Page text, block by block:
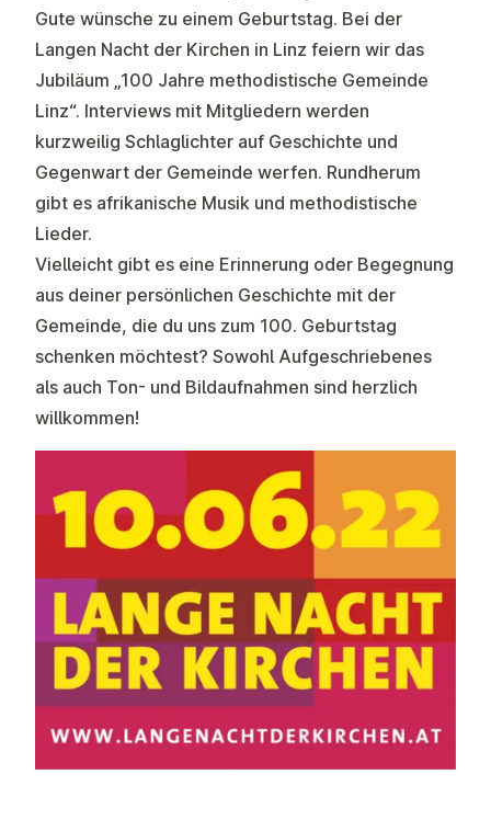
Gute wünsche zu einem Geburtstag. Bei der
Langen Nacht der Kirchen in Linz feiern wir das
Jubiläum „100 Jahre me­tho­dis­ti­sche Gemeinde
Linz“. Interviews mit Mitgliedern werden
kurzweilig Schlaglichter auf Geschichte und
Gegenwart der Gemeinde werfen. Rundherum
gibt es afrikanische Musik und methodistische
Lieder.
Vielleicht gibt es eine Erinnerung oder Begegnung
aus deiner persönlichen Geschichte mit der
Gemeinde, die du uns zum 100. Geburtstag
schenken möchtest? Sowohl Aufgeschriebenes
als auch Ton- und Bildaufnahmen sind herzlich
willkommen!